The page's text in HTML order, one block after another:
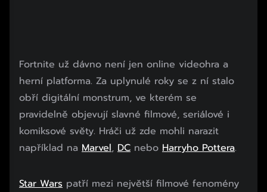
Fortnite už dávno není jen online videohra a
herní platforma. Za uplynulé roky se z ní stalo
obří digitální monstrum, ve kterém se
pravidelně objevují slavné filmové, seriálové i
komiksové světy. Hráči už zde mohli narazit
například na Marvel, DC nebo Harryho Pottera.
Star Wars patří mezi největší filmové fenomény